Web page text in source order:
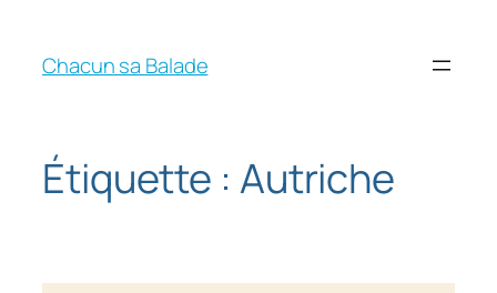
Chacun sa Balade
Étiquette : Autriche